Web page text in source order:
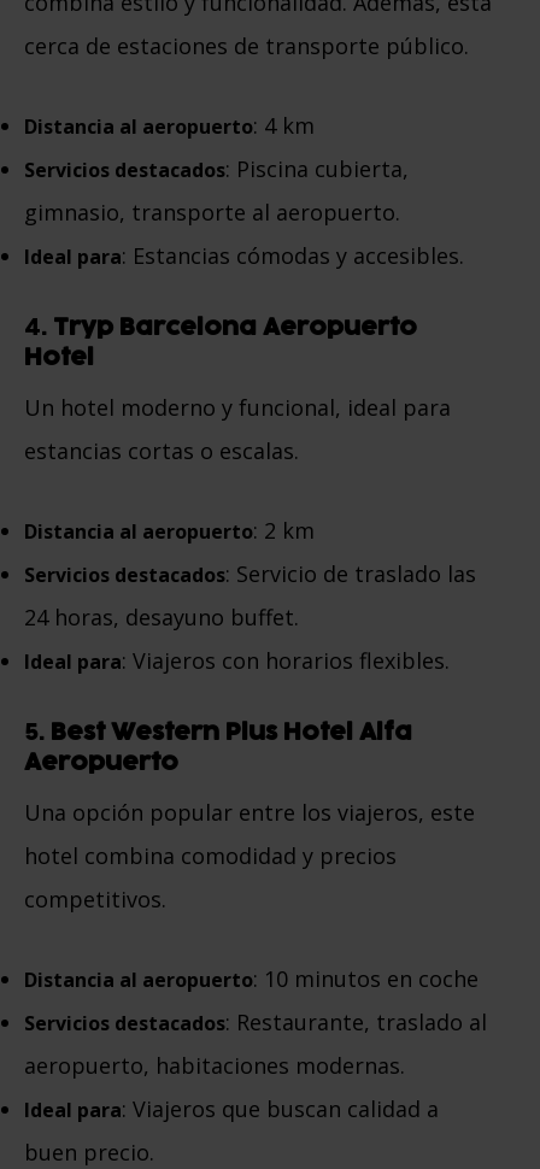
cerca de estaciones de transporte público.
Distancia al aeropuerto: 4 km
Servicios destacados: Piscina cubierta,
gimnasio, transporte al aeropuerto.
Ideal para: Estancias cómodas y accesibles.
4. Tryp Barcelona Aeropuerto
Hotel
Un hotel moderno y funcional, ideal para
estancias cortas o escalas.
Distancia al aeropuerto: 2 km
Servicios destacados: Servicio de traslado las
24 horas, desayuno buffet.
Ideal para: Viajeros con horarios flexibles.
5. Best Western Plus Hotel Alfa
Aeropuerto
Una opción popular entre los viajeros, este
hotel combina comodidad y precios
competitivos.
Distancia al aeropuerto: 10 minutos en coche
Servicios destacados: Restaurante, traslado al
aeropuerto, habitaciones modernas.
Ideal para: Viajeros que buscan calidad a
buen precio.